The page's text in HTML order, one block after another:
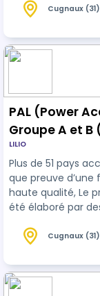
la norme
opérateurs
(Powered Access
Cugnaux (31)
PAL (Power
Groupe A et B
INTER
LILIO
Plus de 51 pays
que preuve
haute qualité, Le
été élaboré par
la norme
opérateurs
(Powered Access
Cugnaux (31)